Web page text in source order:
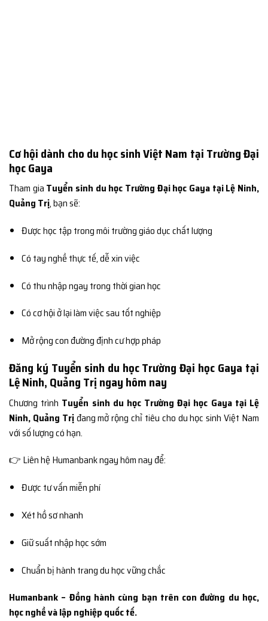
Cơ hội dành cho du học sinh Việt Nam tại Trường Đại
học Gaya
Tham gia Tuyển sinh du học Trường Đại học Gaya tại Lệ Ninh,
Quảng Trị, bạn sẽ:
Được học tập trong môi trường giáo dục chất lượng
Có tay nghề thực tế, dễ xin việc
Có thu nhập ngay trong thời gian học
Có cơ hội ở lại làm việc sau tốt nghiệp
Mở rộng con đường định cư hợp pháp
Đăng ký Tuyển sinh du học Trường Đại học Gaya tại
Lệ Ninh, Quảng Trị ngay hôm nay
Chương trình Tuyển sinh du học Trường Đại học Gaya tại Lệ
Ninh, Quảng Trịđang mở rộng chỉ tiêu cho du học sinh Việt Nam
với số lượng có hạn.
👉 Liên hệ Humanbank ngay hôm nay để:
Được tư vấn miễn phí
Xét hồ sơ nhanh
Giữ suất nhập học sớm
Chuẩn bị hành trang du học vững chắc
Humanbank – Đồng hành cùng bạn trên con đường du học,
học nghề và lập nghiệp quốc tế.